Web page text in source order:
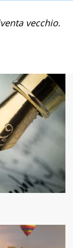
vecchio.